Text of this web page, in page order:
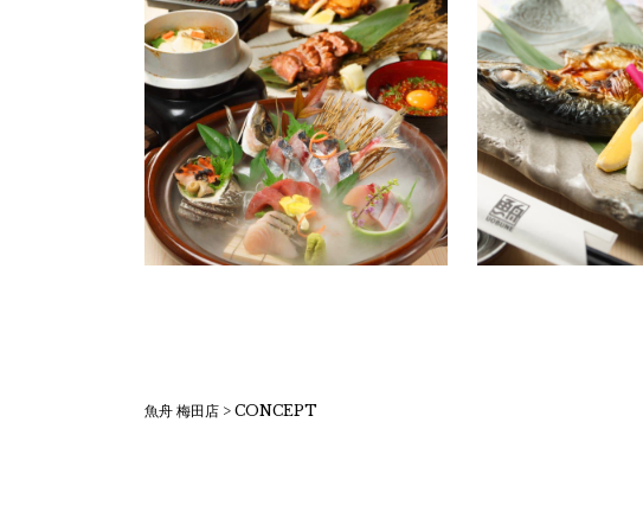
魚舟 梅田店 > CONCEPT